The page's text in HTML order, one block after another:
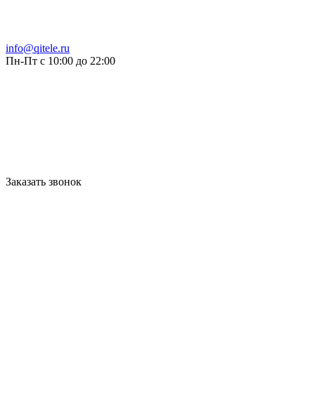
info@qitele.ru
Пн-Пт с 10:00 до 22:00
Заказать звонок